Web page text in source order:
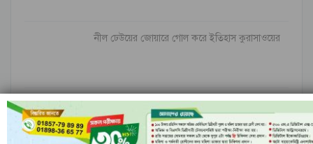
নীল ঢেউয়ের জোয়ারে গোল করে ইতিহাস কুরাসাওয়ের
রাঙামাটির বরকলে নৌকাডুবি, নিখোঁজ ১